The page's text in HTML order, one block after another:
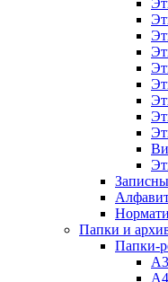
Папки и
Папки-
А3
А4